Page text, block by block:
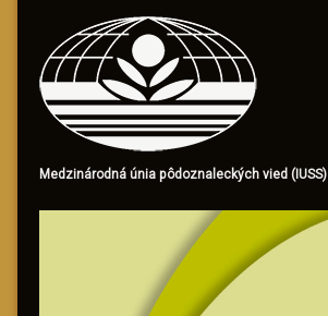
Medzinárodná únia pôdoznaleckých vied (IUSS)